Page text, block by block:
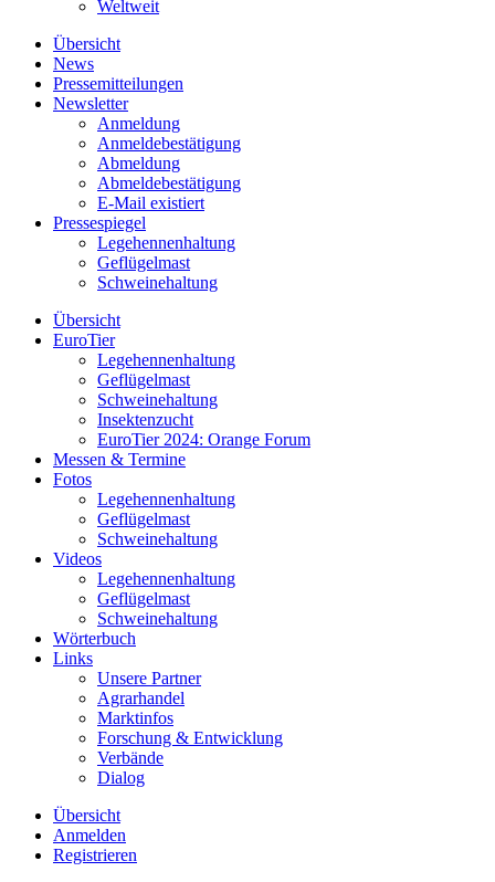
Weltweit
Übersicht
News
Pressemitteilungen
Newsletter
Anmeldung
Anmeldebestätigung
Abmeldung
Abmeldebestätigung
E-Mail existiert
Pressespiegel
Legehennenhaltung
Geflügelmast
Schweinehaltung
Übersicht
EuroTier
Legehennenhaltung
Geflügelmast
Schweinehaltung
Insektenzucht
EuroTier 2024: Orange Forum
Messen & Termine
Fotos
Legehennenhaltung
Geflügelmast
Schweinehaltung
Videos
Legehennenhaltung
Geflügelmast
Schweinehaltung
Wörterbuch
Links
Unsere Partner
Agrarhandel
Marktinfos
Forschung & Entwicklung
Verbände
Dialog
Übersicht
Anmelden
Registrieren